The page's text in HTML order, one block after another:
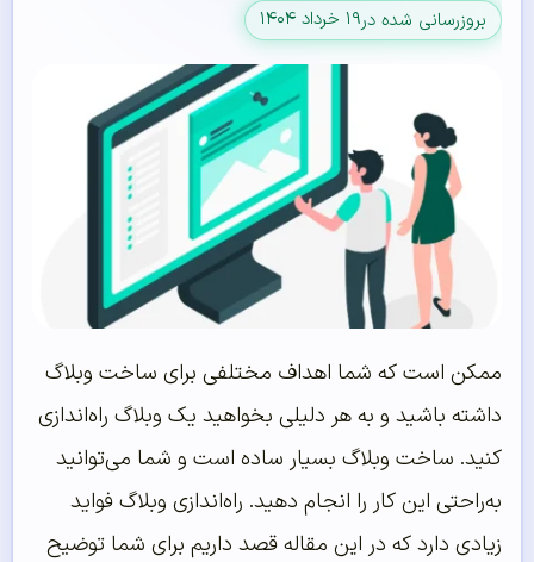
بروزرسانی شده در۱۹ خرداد ۱۴۰۴
ممکن است که شما اهداف مختلفی برای ساخت وبلاگ
داشته باشید و به هر دلیلی بخواهید یک وبلاگ راه‌اندازی
کنید. ساخت وبلاگ بسیار ساده است و شما می‌توانید
به‌راحتی این کار را انجام دهید. راه‌اندازی وبلاگ فواید
زیادی دارد که در این مقاله قصد داریم برای شما توضیح